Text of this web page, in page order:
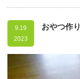
9.19
2023
おやつ作り